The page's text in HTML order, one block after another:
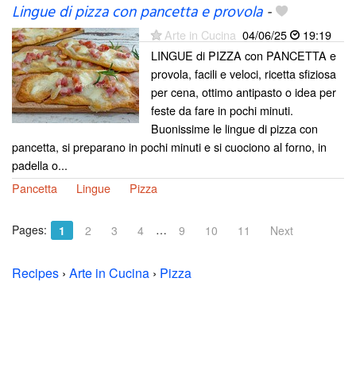
Lingue di pizza con pancetta e provola-
Arte in Cucina 04/06/25
19:19
LINGUE di PIZZA con PANCETTA e
provola, facili e veloci, ricetta sfiziosa
per cena, ottimo antipasto o idea per
feste da fare in pochi minuti.
Buonissime le lingue di pizza con
pancetta, si preparano in pochi minuti e si cuociono al forno, in
padella o...
Pancetta
Lingue Pizza
Pages: 1 2 3 4 … 9 10 11 Next
Recipes › Arte in Cucina › Pizza